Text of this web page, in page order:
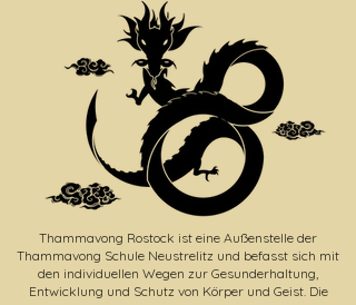
Thammavong Rostock ist eine Außenstelle der
Thammavong Schule Neustrelitz und befasst sich mit
den individuellen Wegen zur Gesunderhaltung,
Entwicklung und Schutz von Körper und Geist. Die